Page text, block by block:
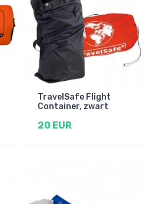
TravelSafe Flight
Container, zwart
20 EUR